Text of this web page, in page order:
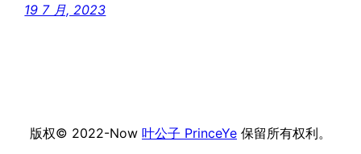
19 7 月, 2023
版权© 2022-Now 叶公子 PrinceYe 保留所有权利。